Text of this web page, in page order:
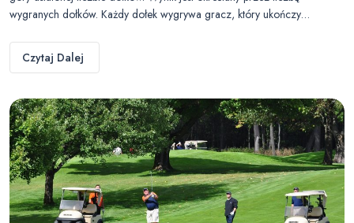
wygranych dołków. Każdy dołek wygrywa gracz, który ukończy…
Czytaj Dalej